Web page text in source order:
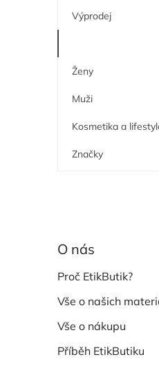
n
í
Výprodej
Ženy
Muži
Kosmetika a
Značky
O nás
Proč EtikButik?
Vše o našich
Vše o nákupu
Příběh EtikButiku